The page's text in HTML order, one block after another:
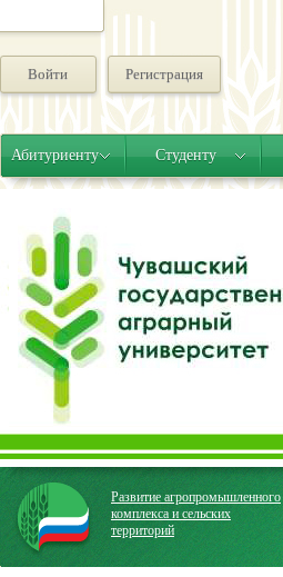
Войти Регистрация
Абитуриенту Студенту
Развитие агропромышленного
комплекса и сельских
территорий